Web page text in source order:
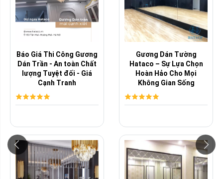
Báo Giá Thi Công Gương
Dán Trần - An toàn Chất
lượng Tuyệt đối - Giá
Cạnh Tranh
Gương Dán Tường
Hataco – Sự Lựa Chọn
Hoàn Hảo Cho Mọi
Không Gian Sống